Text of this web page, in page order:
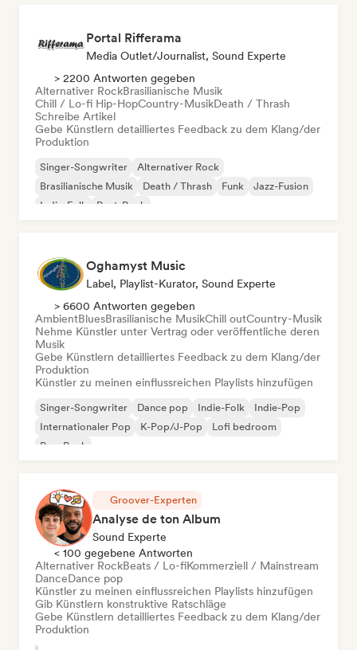
Portal Rifferama
Media Outlet/Journalist, Sound Experte
> 2200 Antworten gegeben
Alternativer RockBrasilianische Musik
Chill / Lo-fi Hip-HopCountry-MusikDeath / Thrash
Schreibe Artikel
Gebe Künstlern detailliertes Feedback zu dem Klang/der
Produktion
Singer-Songwriter
Alternativer Rock
Brasilianische Musik
Death / Thrash Funk
Jazz-Fusion
Indie-Folk
Post-Rock
Oghamyst Music
Label, Playlist-Kurator, Sound Experte
> 6600 Antworten gegeben
AmbientBluesBrasilianische MusikChill outCountry-Musik
Nehme Künstler unter Vertrag oder veröffentliche deren
Musik
Gebe Künstlern detailliertes Feedback zu dem Klang/der
Produktion
Künstler zu meinen einflussreichen Playlists hinzufügen
Singer-Songwriter Dance pop Indie-Folk
Indie-Pop
Internationaler Pop
K-Pop/J-Pop
Lofi bedroom
Pop-Rock
Groover-Experten
Analyse de ton Album
Sound Experte
< 100 gegebene Antworten
Alternativer RockBeats / Lo-fiKommerziell / Mainstream
DanceDance pop
Künstler zu meinen einflussreichen Playlists hinzufügen
Gib Künstlern konstruktive Ratschläge
Gebe Künstlern detailliertes Feedback zu dem Klang/der
Produktion